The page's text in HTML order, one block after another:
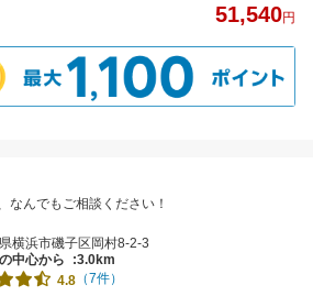
51,540円
なんでもご相談ください！
横浜市磯子区岡村8-2-3
中心から
:3.0km
4.8 （7件）